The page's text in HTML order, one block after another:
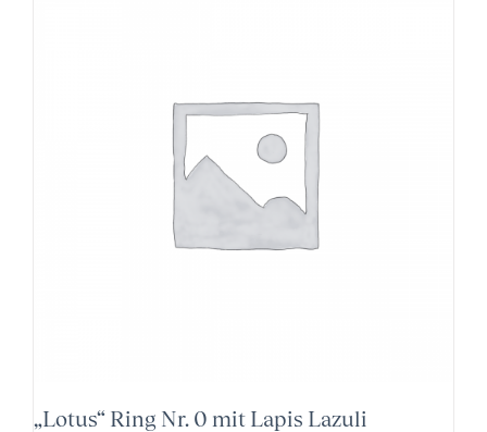
„Lotus“ Ring Nr. 0 mit Lapis Lazuli